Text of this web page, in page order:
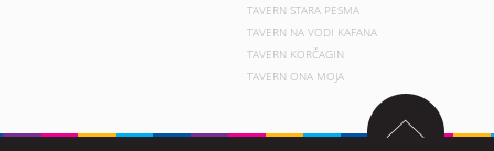
TAVERN STARA PESMA
TAVERN NA VODI KAFANA
TAVERN KORČAGIN
TAVERN ONA MOJA